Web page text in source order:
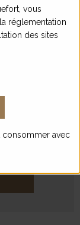
vous
réglementation
des sites
consommer avec